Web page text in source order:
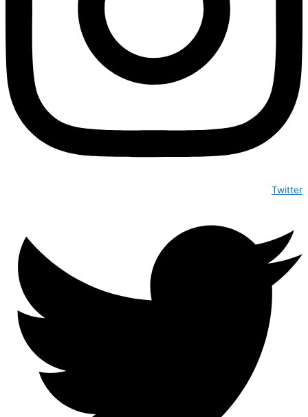
Twitter